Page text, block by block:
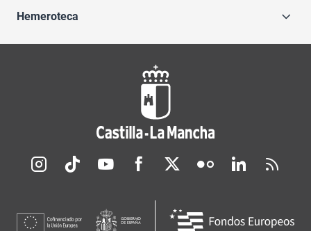
Hemeroteca
Redes sociales JCCM